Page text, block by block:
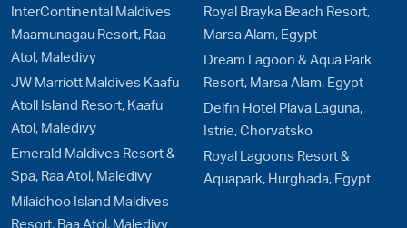
InterContinental Maldives
Maamunagau Resort, Raa
Atol, Maledivy
JW Marriott Maldives Kaafu
Atoll Island Resort, Kaafu
Atol, Maledivy
Emerald Maldives Resort &
Spa, Raa Atol, Maledivy
Milaidhoo Island Maldives
Resort, Baa Atol, Maledivy
Royal Brayka Beach Resort,
Marsa Alam, Egypt
Dream Lagoon & Aqua Park
Resort, Marsa Alam, Egypt
Delfin Hotel Plava Laguna,
Istrie, Chorvatsko
Royal Lagoons Resort &
Aquapark, Hurghada, Egypt